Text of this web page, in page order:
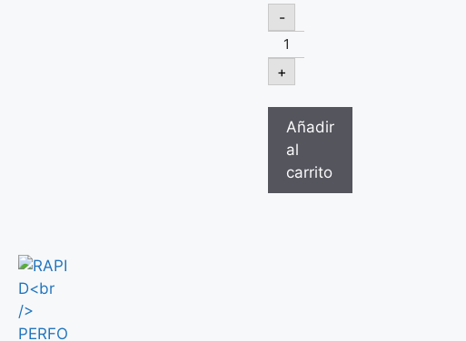
-
+
Añadir
al
carrito